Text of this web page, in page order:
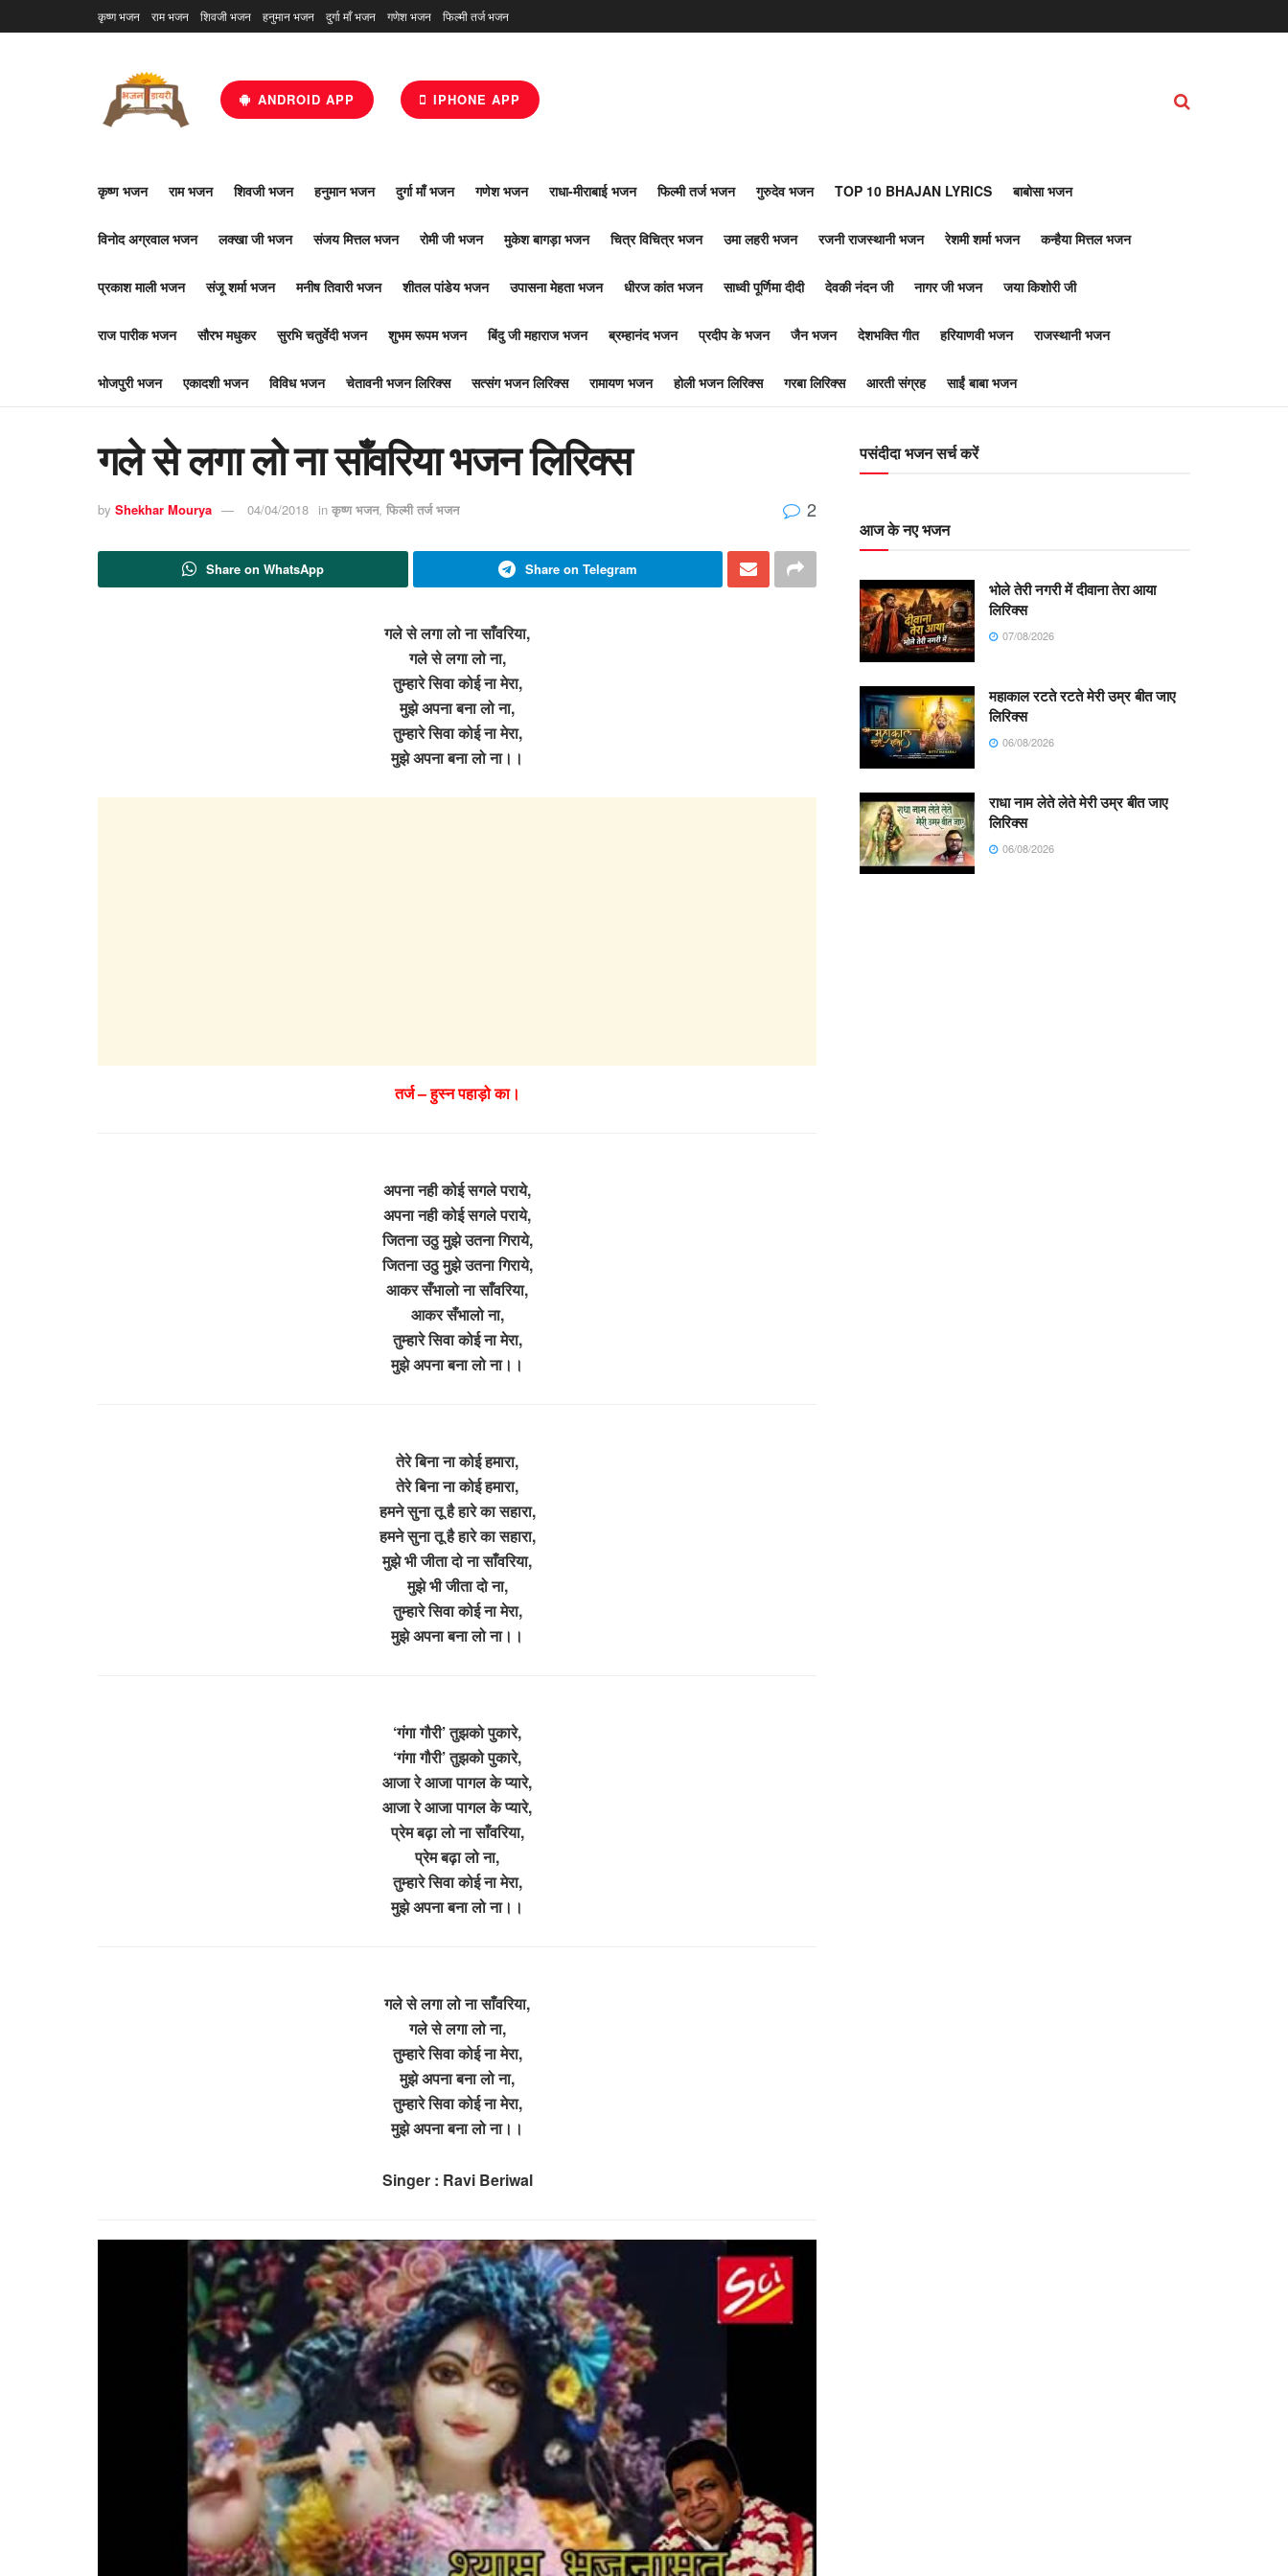
कृष्ण भजन राम भजन शिवजी भजन हनुमान भजन दुर्गा माँ भजन गणेश भजन फिल्मी तर्ज भजन
ANDROID APP IPHONE APP
कृष्ण भजन राम भजन शिवजी भजन हनुमान भजन दुर्गा माँ भजन गणेश भजन राधा-मीराबाई भजन फिल्मी तर्ज भजन गुरुदेव भजन TOP 10 BHAJAN LYRICS बाबोसा भजन
विनोद अग्रवाल भजन लक्खा जी भजन संजय मित्तल भजन रोमी जी भजन मुकेश बागड़ा भजन चित्र विचित्र भजन उमा लहरी भजन रजनी राजस्थानी भजन रेशमी शर्मा भजन कन्हैया मित्तल भजन
प्रकाश माली भजन संजू शर्मा भजन मनीष तिवारी भजन शीतल पांडेय भजन उपासना मेहता भजन धीरज कांत भजन साध्वी पूर्णिमा दीदी देवकी नंदन जी नागर जी भजन जया किशोरी जी
राज पारीक भजन सौरभ मधुकर सुरभि चतुर्वेदी भजन शुभम रूपम भजन बिंदु जी महाराज भजन ब्रम्हानंद भजन प्रदीप के भजन जैन भजन देशभक्ति गीत हरियाणवी भजन राजस्थानी भजन
भोजपुरी भजन एकादशी भजन विविध भजन चेतावनी भजन लिरिक्स सत्संग भजन लिरिक्स रामायण भजन होली भजन लिरिक्स गरबा लिरिक्स आरती संग्रह साईं बाबा भजन
गले से लगा लो ना साँवरिया भजन लिरिक्स
by Shekhar Mourya 04/04/2018 in कृष्ण भजन, फिल्मी तर्ज भजन 2
Share on WhatsApp Share on Telegram
गले से लगा लो ना साँवरिया,
गले से लगा लो ना,
तुम्हारे सिवा कोई ना मेरा,
मुझे अपना बना लो ना,
तुम्हारे सिवा कोई ना मेरा,
मुझे अपना बना लो ना।।
तर्ज – हुस्न पहाड़ो का।
अपना नही कोई सगले पराये,
अपना नही कोई सगले पराये,
जितना उठु मुझे उतना गिराये,
जितना उठु मुझे उतना गिराये,
आकर सँभालो ना साँवरिया,
आकर सँभालो ना,
तुम्हारे सिवा कोई ना मेरा,
मुझे अपना बना लो ना।।
तेरे बिना ना कोई हमारा,
तेरे बिना ना कोई हमारा,
हमने सुना तू है हारे का सहारा,
हमने सुना तू है हारे का सहारा,
मुझे भी जीता दो ना साँवरिया,
मुझे भी जीता दो ना,
तुम्हारे सिवा कोई ना मेरा,
मुझे अपना बना लो ना।।
‘गंगा गौरी’ तुझको पुकारे,
‘गंगा गौरी’ तुझको पुकारे,
आजा रे आजा पागल के प्यारे,
आजा रे आजा पागल के प्यारे,
प्रेम बढ़ा लो ना साँवरिया,
प्रेम बढ़ा लो ना,
तुम्हारे सिवा कोई ना मेरा,
मुझे अपना बना लो ना।।
गले से लगा लो ना साँवरिया,
गले से लगा लो ना,
तुम्हारे सिवा कोई ना मेरा,
मुझे अपना बना लो ना,
तुम्हारे सिवा कोई ना मेरा,
मुझे अपना बना लो ना।।
Singer : Ravi Beriwal
पसंदीदा भजन सर्च करें
आज के नए भजन
भोले तेरी नगरी में दीवाना तेरा आया
लिरिक्स
07/08/2026
महाकाल रटते रटते मेरी उम्र बीत जाए
लिरिक्स
06/08/2026
राधा नाम लेते लेते मेरी उम्र बीत जाए
लिरिक्स
06/08/2026